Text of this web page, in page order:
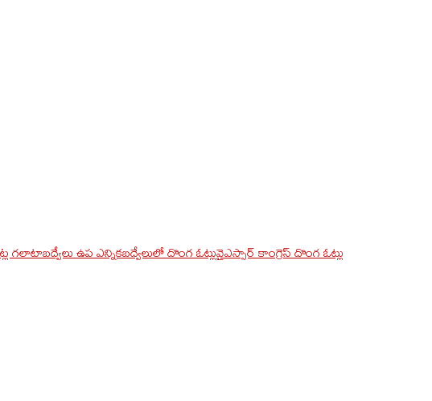
గలాటాబద్వేలు ఉప ఎన్నికబద్వేలులో దొంగ ఓట్లువైఎస్సార్ కాంగ్రెస్ దొంగ ఓట్లు